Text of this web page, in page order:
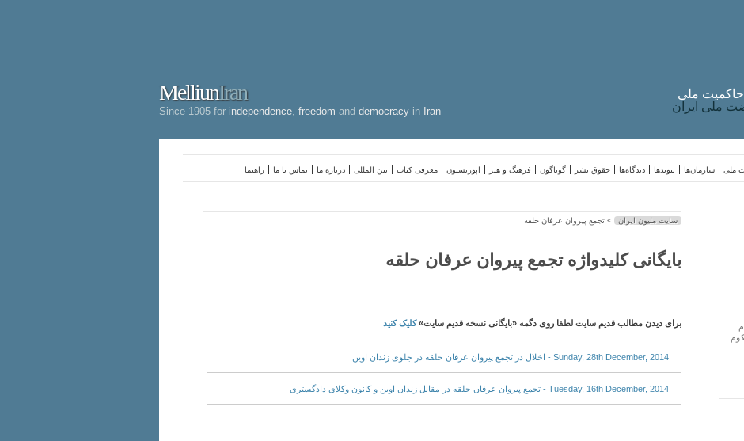
MelliunIran
Since 1905 for independence freedom and democracy in Iran
حاکميت ملی
ملی ایران
راهنما تماس با ما درباره ما بین المللی معرفی کتاب اپوزیسیون فرهنگ و هنر گوناگون حقوق بشر دیدگاه‌ها پیوندها سازمان‌ها ملی
سایت ملیون ایران > تجمع پیروان عرفان حلقه
بایگانی کلیدواژه تجمع پیروان عرفان حلقه
برای دیدن مطالب قدیم سایت لطفا روی دگمه «بایگانی نسخه قدیم سایت»کلیک کنید
Sunday, 28th December, 2014 - اخلال در تجمع پیروان عرفان حلقه در جلوی زندان اوین
Tuesday, 16th December, 2014 - تجمع پیروان عرفان حلقه در مقابل زندان اوین و کانون وکلای دادگستری